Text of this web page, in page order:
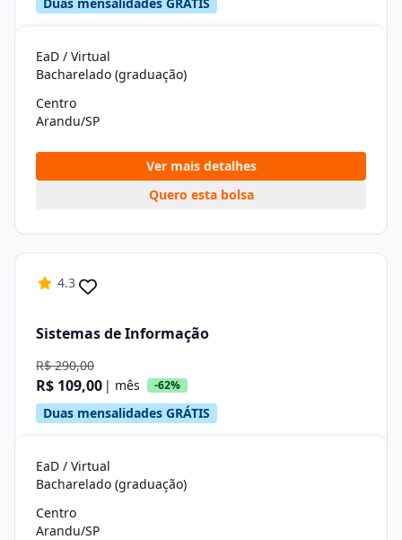
EaD / Virtual
Bacharelado (graduação)
Centro
Arandu/SP
Ver mais detalhes
Quero esta bolsa
4.3
Sistemas de Informação
R$ 290,00
R$ 109,00 | mês -62%
Duas mensalidades GRÁTIS
EaD / Virtual
Bacharelado (graduação)
Centro
Arandu/SP